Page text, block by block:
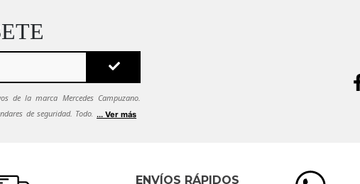
de la marca Mercedes Campuzano.
de seguridad. Todos tus datos se
... Ver más
ENVÍOS RÁPIDOS